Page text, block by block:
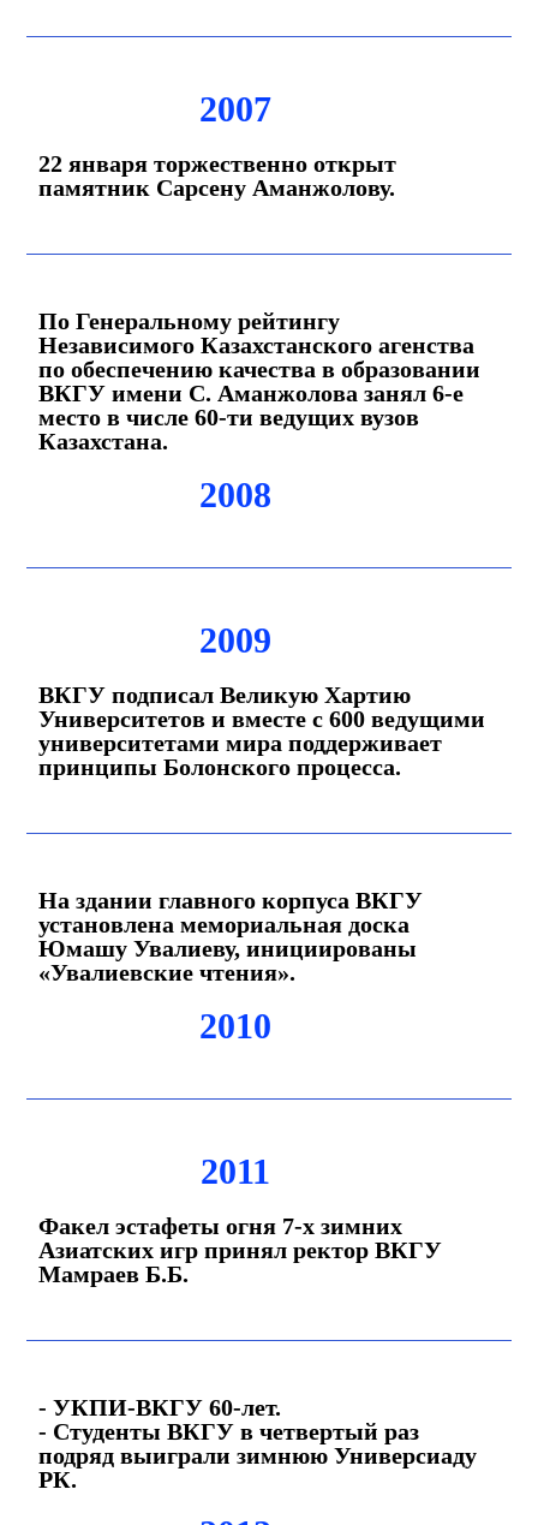
2007
22 января торжественно открыт
памятник Сарсену Аманжолову.
По Генеральному рейтингу
Независимого Казахстанского агенства
по обеспечению качества в образовании
ВКГУ имени С. Аманжолова занял 6-е
место в числе 60-ти ведущих вузов
Казахстана.
2008
2009
ВКГУ подписал Великую Хартию
Университетов и вместе с 600 ведущими
университетами мира поддерживает
принципы Болонского процесса.
На здании главного корпуса ВКГУ
установлена мемориальная доска
Юмашу Увалиеву, инициированы
«Увалиевские чтения».
2010
2011
Факел эстафеты огня 7-х зимних
Азиатских игр принял ректор ВКГУ
Мамраев Б.Б.
- УКПИ-ВКГУ 60-лет.
- Студенты ВКГУ в четвертый раз
подряд выиграли зимнюю Универсиаду
РК.